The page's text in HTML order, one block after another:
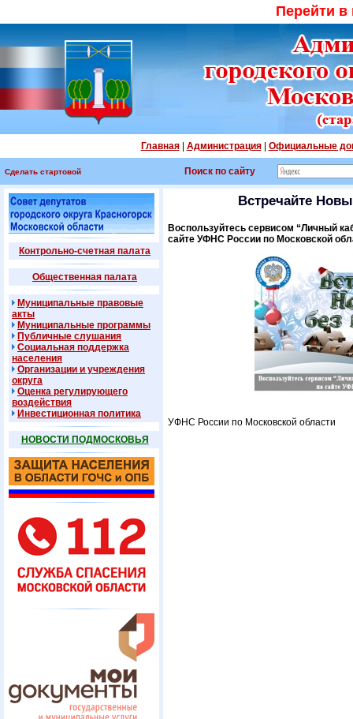
Перейти
Главная| Администрация| Официальные
Сделать стартовой Поиск по сайту
Контрольно-счетная палата
Общественная палата
Муниципальные правовые
акты
Муниципальные программы
Публичные слушания
Социальная поддержка
населения
Организации и учреждения
округа
Оценка регулирующего
воздействия
Инвестиционная политика
НОВОСТИ ПОДМОСКОВЬЯ
Встречайте
Воспользуйтесь сервисом “Личный
сайте УФНС России по Московской
УФНС России по Московской области